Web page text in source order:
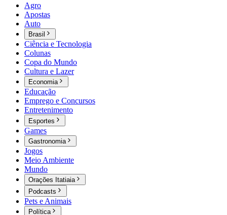
Agro
Apostas
Auto
Brasil
Ciência e Tecnologia
Colunas
Copa do Mundo
Cultura e Lazer
Economia
Educação
Emprego e Concursos
Entretenimento
Esportes
Games
Gastronomia
Jogos
Meio Ambiente
Mundo
Orações Itatiaia
Podcasts
Pets e Animais
Política